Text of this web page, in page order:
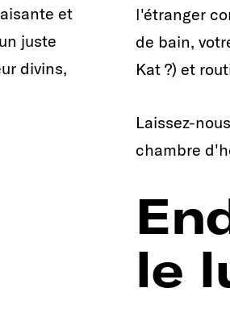
et
juste
divins,
l'étranger
de bain,
Kat ?) et
Laissez-
chambre
le